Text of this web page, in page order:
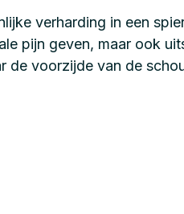
verharding in een
pijn geven, maar ook
de voorzijde van de